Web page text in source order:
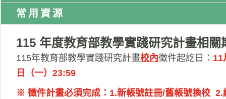
常用資源
115 年度教育部教學實踐研究計畫相關
115年教育部教學實踐研究計畫校內徵件起訖日： 11
日（一）23:59
※ 徵件計畫必須完成：1.新帳號註冊/舊帳號換校 2.